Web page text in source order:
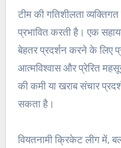
टीम की गतिशीलता
प्रभावित करती है। एक
बेहतर प्रदर्शन करने के लिए
आत्मविश्वास और प्रेरित
की कमी या खराब संचार
सकता है।
वियतनामी क्रिकेट लीग में,